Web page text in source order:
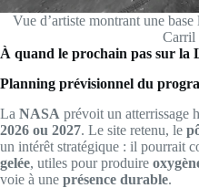
Vue d’artiste montrant une
Carril
À quand le prochain pas sur la
Planning prévisionnel du
La NASA prévoit un atterrissage
2026 ou 2027. Le site retenu, le
un intérêt stratégique : il pourrait
gelée, utiles pour produire
voie à une présence durable.